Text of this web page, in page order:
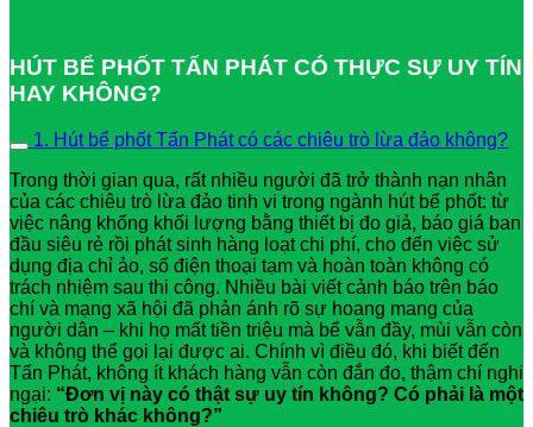
HÚT BỂ PHỐT TẤN PHÁT CÓ THỰC SỰ UY TÍN
HAY KHÔNG?
1. Hút bể phốt Tấn Phát có các chiêu trò lừa đảo không?
Trong thời gian qua, rất nhiều người đã trở thành nạn nhân
của các chiêu trò lừa đảo tinh vi trong ngành hút bể phốt: từ
việc nâng khống khối lượng bằng thiết bị đo giả, báo giá ban
đầu siêu rẻ rồi phát sinh hàng loạt chi phí, cho đến việc sử
dụng địa chỉ ảo, số điện thoại tạm và hoàn toàn không có
trách nhiệm sau thi công. Nhiều bài viết cảnh báo trên báo
chí và mạng xã hội đã phản ánh rõ sự hoang mang của
người dân – khi họ mất tiền triệu mà bể vẫn đầy, mùi vẫn còn
và không thể gọi lại được ai. Chính vì điều đó, khi biết đến
Tấn Phát, không ít khách hàng vẫn còn đắn đo, thậm chí nghi
ngại: “Đơn vị này có thật sự uy tín không? Có phải là một
chiêu trò khác không?”